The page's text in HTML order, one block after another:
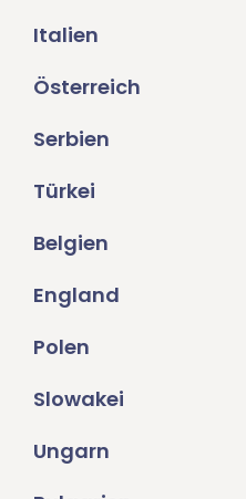
Italien
Österreich
Serbien
Türkei
Belgien
England
Polen
Slowakei
Ungarn